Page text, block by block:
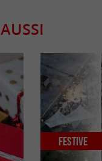
AUSSI
Festive